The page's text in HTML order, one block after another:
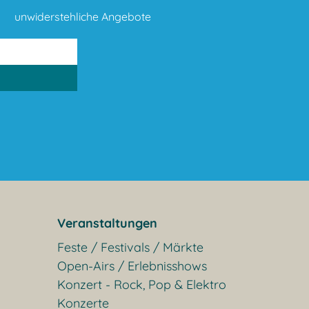
unwiderstehliche Angebote
Veranstaltungen
Feste / Festivals / Märkte
Open-Airs / Erlebnisshows
Konzert - Rock, Pop & Elektro
Konzerte